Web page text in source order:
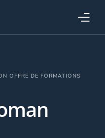
OFFRE DE FORMATIONS